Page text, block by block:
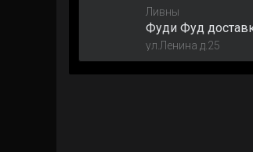
Ливны
Фуди Фуд
ул.Ленина д.25